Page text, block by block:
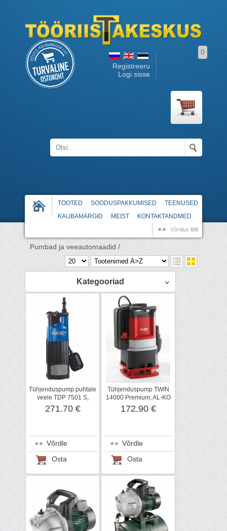
Registreeru
Logi sisse
0
TOOTED SOODUSPAKKUMISED
TEENUSED
KAUBAMÄRGID
MEIST KONTAKTANDMED
Võrdlus 0/0
Pumbad ja veeautomaadid /
Kategooriad
Tühjenduspump puhtale
veele TDP 7501 S,
Metabo
271.70 €
Võrdle
Osta
Tühjenduspump TWIN
14000 Premium, AL-KO
172.90 €
Võrdle
Osta